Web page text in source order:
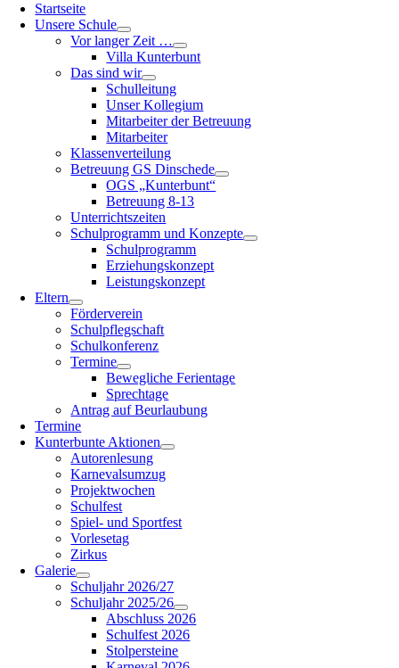
Startseite
Unsere Schule
Vor langer Zeit …
Villa Kunterbunt
Das sind wir
Schulleitung
Unser Kollegium
Mitarbeiter der Betreuung
Mitarbeiter
Klassenverteilung
Betreuung GS Dinschede
OGS „Kunterbunt“
Betreuung 8-13
Unterrichtszeiten
Schulprogramm und Konzepte
Schulprogramm
Erziehungskonzept
Leistungskonzept
Eltern
Förderverein
Schulpflegschaft
Schulkonferenz
Termine
Bewegliche Ferientage
Sprechtage
Antrag auf Beurlaubung
Termine
Kunterbunte Aktionen
Autorenlesung
Karnevalsumzug
Projektwochen
Schulfest
Spiel- und Sportfest
Vorlesetag
Zirkus
Galerie
Schuljahr 2026/27
Schuljahr 2025/26
Abschluss 2026
Schulfest 2026
Stolpersteine